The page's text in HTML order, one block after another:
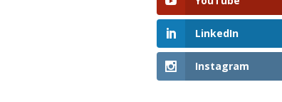
LinkedIn
Instagram